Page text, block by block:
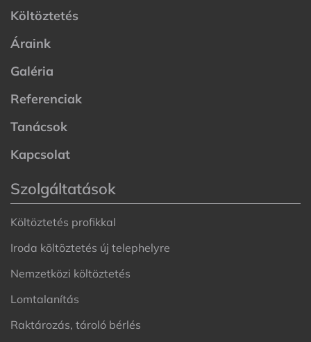
Költöztetés
Áraink
Galéria
Referenciak
Tanácsok
Kapcsolat
Szolgáltatások
Költöztetés profikkal
Iroda költöztetés új telephelyre
Nemzetközi költöztetés
Lomtalanítás
Raktározás, tároló bérlés